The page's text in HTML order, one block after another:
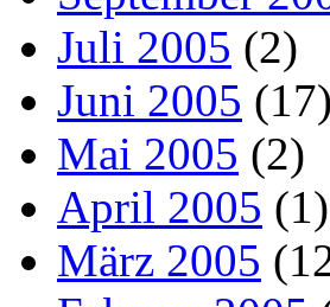
Juli 2005 (2)
Juni 2005 (17)
Mai 2005 (2)
April 2005 (1)
März 2005